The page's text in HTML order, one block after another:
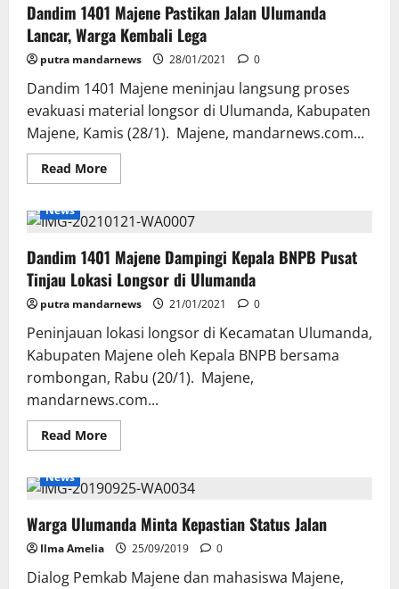
Tiga
Titik
Longsor
Ulumanda
Akibat
Kini
Normal
Kembali
Dandim 1401 Majene Pastikan Jalan Ulumanda
Lancar, Warga Kembali Lega
putra mandarnews 28/01/2021 0
Dandim 1401 Majene meninjau langsung proses
evakuasi material longsor di Ulumanda, Kabupaten
Majene, Kamis (28/1). Majene, mandarnews.com...
Read MoreRead
more
1401
Majene
Jalan
Ulumanda
Lancar,
Warga
Kembali
News
Dandim 1401 Majene Dampingi Kepala BNPB Pusat
Tinjau Lokasi Longsor di Ulumanda
putra mandarnews 21/01/2021 0
Peninjauan lokasi longsor di Kecamatan Ulumanda,
Kabupaten Majene oleh Kepala BNPB bersama
rombongan, Rabu (20/1). Majene,
mandarnews.com...
Read MoreRead
more
1401
Majene
Kepala
BNPB
Pusat
Tinjau
Lokasi
Longsor
News
Warga Ulumanda Minta Kepastian Status Jalan
Ilma Amelia 25/09/2019 0
Dialog Pemkab Majene dan mahasiswa Majene,